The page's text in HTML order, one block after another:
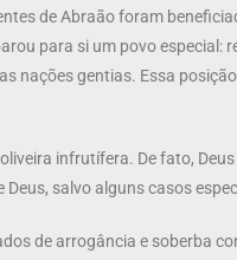
de Abraão foram
para si um povo especial:
nações gentias. Essa
infrutífera. De fato,
salvo alguns casos
de arrogância e soberba